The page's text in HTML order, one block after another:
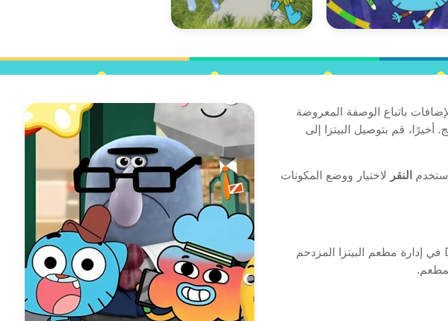
باتباع الوصفة المعروضة
قم بتوصيل البيتزا إلى
النقر لاختيار ووضع المكونات
Gumball: Pizza Frenzy هي لعبة كرتونية مجانية ممتعة على الإنترنت حيث تساعد Gumball وDarwin في إدارة مطعم البيتزا المزدحم